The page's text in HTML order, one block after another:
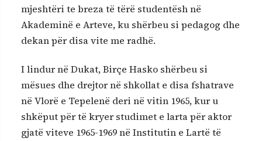
mjeshtëri te breza të tërë studentësh në
Akademinë e Arteve, ku shërbeu si pedagog dhe
dekan për disa vite me radhë.
I lindur në Dukat, Birçe Hasko shërbeu si
mësues dhe drejtor në shkollat e disa fshatrave
në Vlorë e Tepelenë deri në vitin 1965, kur u
shkëput për të kryer studimet e larta për aktor
gjatë viteve 1965-1969 në Institutin e Lartë të